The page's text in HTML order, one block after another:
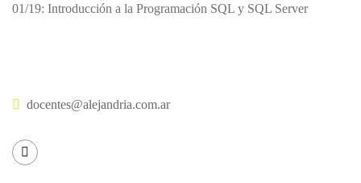
01/19: Introducción a la Programación SQL y SQL Server
docentes@alejandria.com.ar